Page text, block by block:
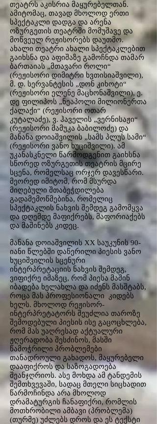
თეატრს აკისრია მაყურებელთან.
ამიტომაც, თავად მხოლოდ ერთი
სპექტაკლი დადგა და არენა
ოზურგეთის თეატრში მომუშავე და
მოწვეულ რეჟისორებს დაუთმო.
ახალი თეატრი ახალი სპექტაკლებით
გაიხსნა და აფიშაზე გამოჩნდა თამარ
ბართაიას „მთავარი როლი“
(რეჟისორი დიმიტრი ხვთისიაშვილი),
მ. დ. სერვანტესის „დონ კიხოტი“
(რეჟისორი ელენე მაცხონაშვილი), ე.
დე ფილიპოს „ნეაპოლი მილიონერთა
ქალაქი“ (რეჟისორი ოთარ
კუტალაძე), ვ. ჰაველის „ვერნისაჟი“
(რეჟისორი მამუკა ბაბილოძე) და
მანანა დოიაშვილის „სამს პლუს სამი“
(რეჟისორი ვანო ხუციშვილი). ამ
უკანასკნელი წარმოდგენით გაიხსნა
სწორედ ოზურგეთის თეატრის მცირე
სცენა, რომელსაც ორჯერ დავესწარი.
მეორედ იმიტომ, რომ მსურდა
მიღებული შთაბეჭდილება
გადამემოწმებინა, რომელიც
სპექტაკლის ნახვის შემდეგ გამომყვა
და დღემდე მაფიქრებს, მაფორიაქებს
და მაშინებს კიდეც.
მანანა დოიაშვილის XX საუკუნის 90-
იანი წლებში დაწერილი პიესის ვანო
ხუციშვილის სცენური
ინტერპრეტაციის ნახვის შემდეგ,
ვიფიქრე იმაზეც, რომ პიესა მაშინ
იბადება ხელახლა და იძენს მასშტაბს,
როცა მას პროფესიონალი კიდებს
ხელს. მხოლოდ რეჟისორ-
ინტერპრეტატორს შეუძლია თაროზე
შემოდებული პიესის ისე გაცოცხლება,
რომ მას უაღრესად აქტუალური
ჟღერადობა შესძინოს, მასში
წამოჭრილი პრობლემები
თანადროული გახადოს, მაყურებელი
დააფიქროს და საზოგადოება
შეანჯღრიოს. ასე მოხდა ამ ტანდემის
შემთხვევაში, სადაც მთელი სიცხადით
წარმოჩინდა არა მხოლოდ
დრამატურგის ჩანაფიქრი, რომლის
მოთხრობილი ამბავი (პრობლემა)
(თურმე) უძლებს დროს და ეს ტექსტი